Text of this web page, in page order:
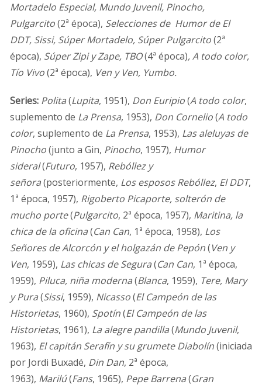
Mortadelo Especial, Mundo Juvenil, Pinocho,
Pulgarcito(2ª época), Selecciones de Humor de El
DDT, Sissi, Súper Mortadelo, Súper Pulgarcito(2ª
época), Súper Zipi y Zape, TBO(4ª época), A todo color,
Tío Vivo(2ª época), Ven y Ven, Yumbo.
Series: Polita(Lupita, 1951), Don Euripio(A todo color,
suplemento de La Prensa, 1953), Don Cornelio(A todo
color, suplemento de La Prensa, 1953), Las aleluyas de
Pinocho(junto a Gin, Pinocho, 1957), Humor
sideral(Futuro, 1957), Rebóllez y
señora(posteriormente, Los esposos Rebóllez, El DDT,
1ª época, 1957), Rigoberto Picaporte, solterón de
mucho porte(Pulgarcito, 2ª época, 1957), Maritina, la
chica de la oficina(Can Can, 1ª época, 1958), Los
Señores de Alcorcón y el holgazán de Pepón(Ven y
Ven, 1959), Las chicas de Segura(Can Can, 1ª época,
1959), Piluca, niña moderna(Blanca, 1959), Tere, Mary
y Pura(Sissi, 1959), Nicasso(El Campeón de las
Historietas, 1960), Spotín(El Campeón de las
Historietas, 1961), La alegre pandilla(Mundo Juvenil,
1963), El capitán Serafín y su grumete Diabolín(iniciada
por Jordi Buxadé, Din Dan, 2ª época,
1963), Marilú(Fans, 1965), Pepe Barrena(Gran